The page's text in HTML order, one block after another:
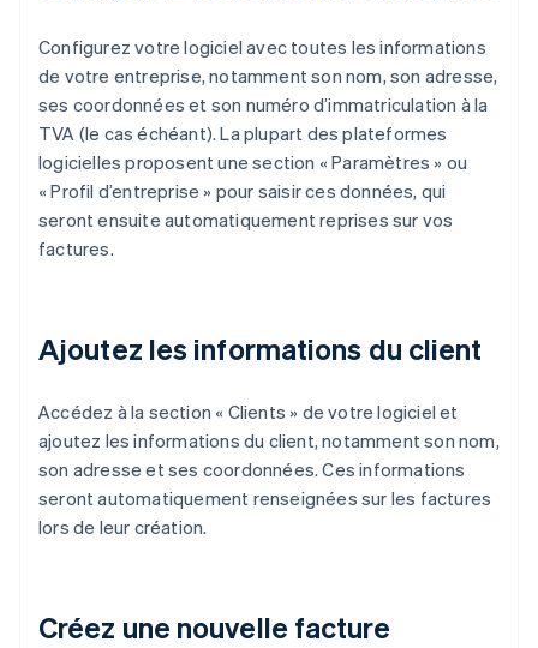
Configurez votre logiciel avec toutes les informations
de votre entreprise, notamment son nom, son adresse,
ses coordonnées et son numéro d’immatriculation à la
TVA (le cas échéant). La plupart des plateformes
logicielles proposent une section « Paramètres » ou
« Profil d’entreprise » pour saisir ces données, qui
seront ensuite automatiquement reprises sur vos
factures.
Ajoutez les informations du client
Accédez à la section « Clients » de votre logiciel et
ajoutez les informations du client, notamment son nom,
son adresse et ses coordonnées. Ces informations
seront automatiquement renseignées sur les factures
lors de leur création.
Créez une nouvelle facture